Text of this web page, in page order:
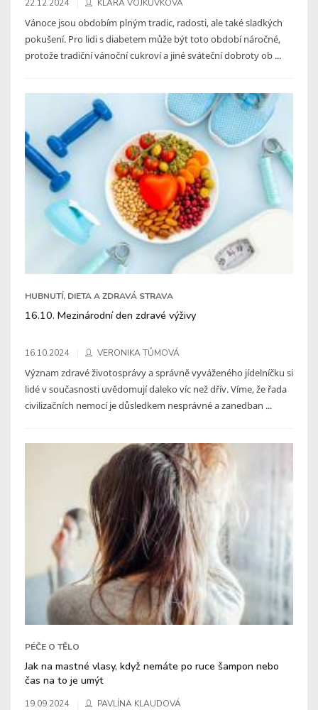
22.12.2024 KLÁRA VOJKŮVKOVÁ
Vánoce jsou obdobím plným tradic, radosti, ale také sladkých
pokušení. Pro lidi s diabetem může být toto období náročné,
protože tradiční vánoční cukroví a jiné sváteční dobroty ob ...
HUBNUTÍ, DIETA A ZDRAVÁ STRAVA
16.10. Mezinárodní den zdravé výživy
16.10.2024 VERONIKA TŮMOVÁ
Význam zdravé životosprávy a správně vyváženého jídelníčku si
lidé v současnosti uvědomují daleko víc než dřív. Víme, že řada
civilizačních nemocí je důsledkem nesprávné a zanedban ...
PÉČE O TĚLO
Jak na mastné vlasy, když nemáte po ruce šampon nebo
čas na to je umýt
19.09.2024 PAVLÍNA KLAUDOVÁ